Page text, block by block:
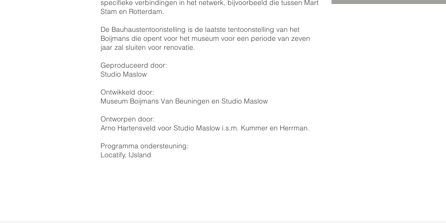
specifieke verbindingen in het netwerk, bijvoorbeeld die tussen Mart
Stam en Rotterdam.
De Bauhaustentoonstelling is de laatste tentoonstelling van het
Boijmans die opent voor het museum voor een periode van zeven
jaar zal sluiten voor renovatie.
Geproduceerd door:
Studio Maslow
Ontwikkeld door:
Museum Boijmans Van Beuningen en Studio Maslow
Ontworpen door:
Arno Hartensveld voor Studio Maslow i.s.m. Kummer en Herrman.
Programma ondersteuning:
Locatify, IJsland